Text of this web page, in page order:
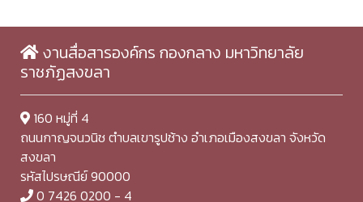
งานสื่อสารองค์กร กองกลาง มหาวิทยาลัย
ราชภัฏสงขลา
160 หมู่ที่ 4
ถนนกาญจนวนิช ตำบลเขารูปช้าง อำเภอเมืองสงขลา จังหวัด
สงขลา
รหัสไปรษณีย์ 90000
0 7426 0200 - 4